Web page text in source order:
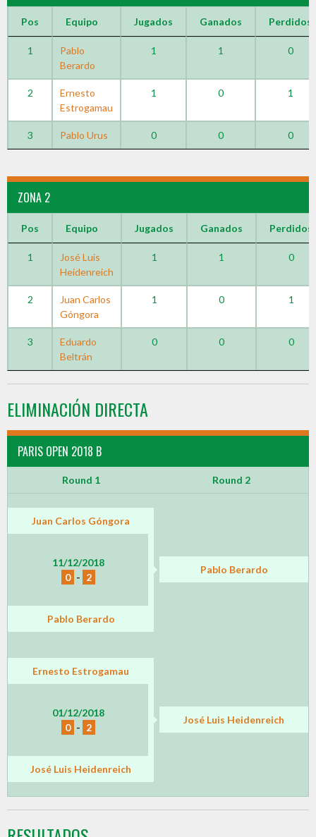
Pos Equipo Jugados Ganados Perdidos
1
Pablo
Berardo
1 1 0
2
Ernesto
Estrogamau
1 0 1
3 Pablo Urus 0 0 0
ZONA 2
Pos Equipo Jugados Ganados Perdidos
1
José Luis
Heidenreich
1 1 0
2
Juan Carlos
Góngora
1 0 1
3
Eduardo
Beltrán
0 0 0
ELIMINACIÓN DIRECTA
PARIS OPEN 2018 B
Round 1 Round 2
Juan Carlos Góngora
11/12/2018
0 - 2
Pablo Berardo
Pablo Berardo
Ernesto Estrogamau
01/12/2018
0 - 2
José Luis Heidenreich
José Luis Heidenreich